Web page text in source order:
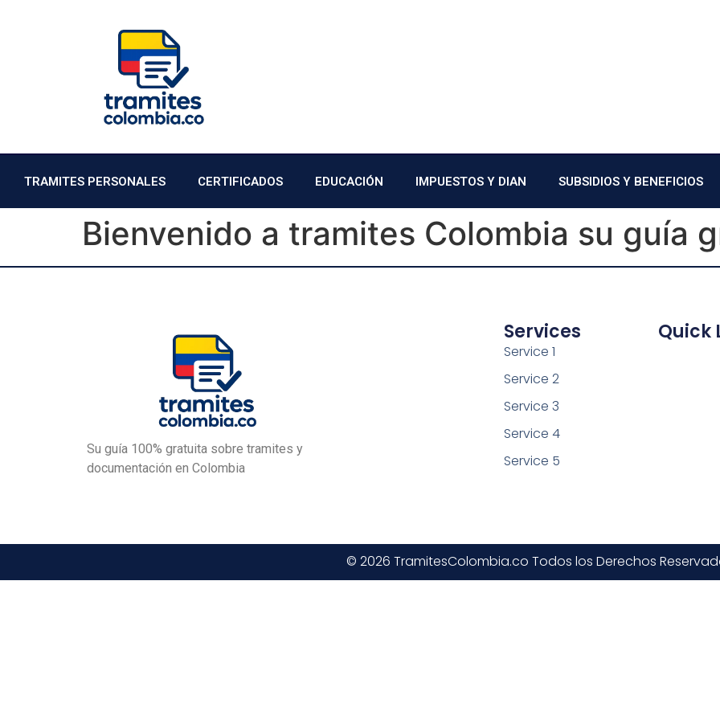
TRAMITES PERSONALES CERTIFICADOS EDUCACIÓN IMPUESTOS Y DIAN SUBSIDIOS Y BENEFICIOS
Bienvenido a tramites Colombia su guía
Su guía 100% gratuita sobre tramites y
documentación en Colombia
Services
Service 1
Service 2
Service 3
Service 4
Service 5
Quick
© 2026 TramitesColombia.co Todos los Derechos